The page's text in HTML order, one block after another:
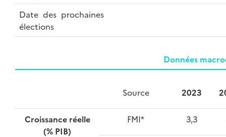
Date des prochaines
élections
Données
Source 2023
Croissance réelle
(% PIB)
FMI* 3,3